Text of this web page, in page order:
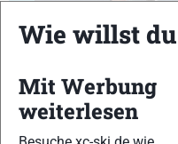
Wie willst
Mit Werbung
weiterlesen